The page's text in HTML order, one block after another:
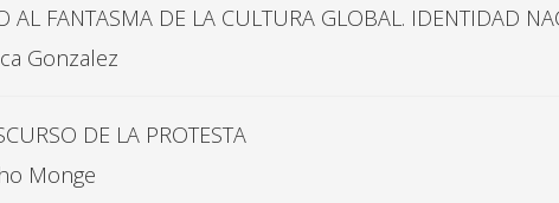
AL FANTASMA DE LA CULTURA GLOBAL. IDENTIDAD
Gonzalez
DE LA PROTESTA
Monge